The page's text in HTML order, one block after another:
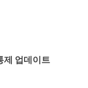
제 업데이트